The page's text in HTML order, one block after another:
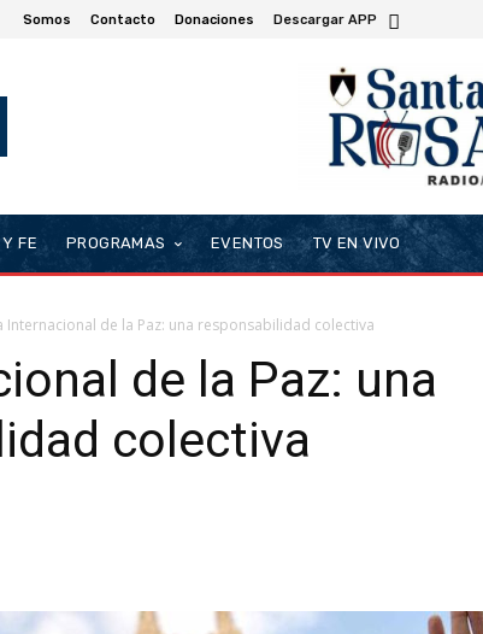
Somos Contacto Donaciones Descargar APP
FE PROGRAMAS EVENTOS TV EN VIVO
Internacional de la Paz: una responsabilidad colectiva
de la Paz: una
colectiva